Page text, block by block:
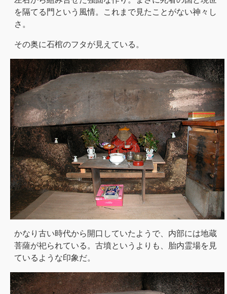
を隔てる門という風情。これまで見たことがない神々し
さ。
その奥に石棺のフタが見えている。
かなり古い時代から開口していたようで、内部には地蔵
菩薩が祀られている。古墳というよりも、胎内霊場を見
ているような印象だ。